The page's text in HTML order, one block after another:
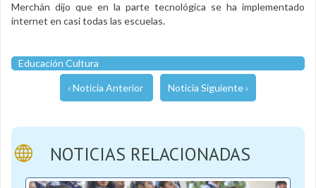
Merchán dijo que en la parte tecnológica se ha implementado
internet en casi todas las escuelas.
Educación Cultura
‹ Noticia Anterior Noticia Siguiente ›
NOTICIAS RELACIONADAS